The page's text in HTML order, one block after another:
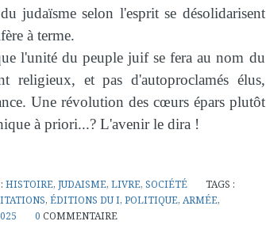
judaïsme selon l'esprit se désolidarisent
à terme.
l'unité du peuple juif se fera au nom du
religieux, et pas d'autoproclamés élus,
Une révolution des cœurs épars plutôt
à priori...? L'avenir le dira !
:HISTOIRE,JUDAISME,LIVRE,SOCIÉTÉ
TAGS :
, ÉDITIONS DU I, POLITIQUE, ARMÉE,
0 COMMENTAIRE